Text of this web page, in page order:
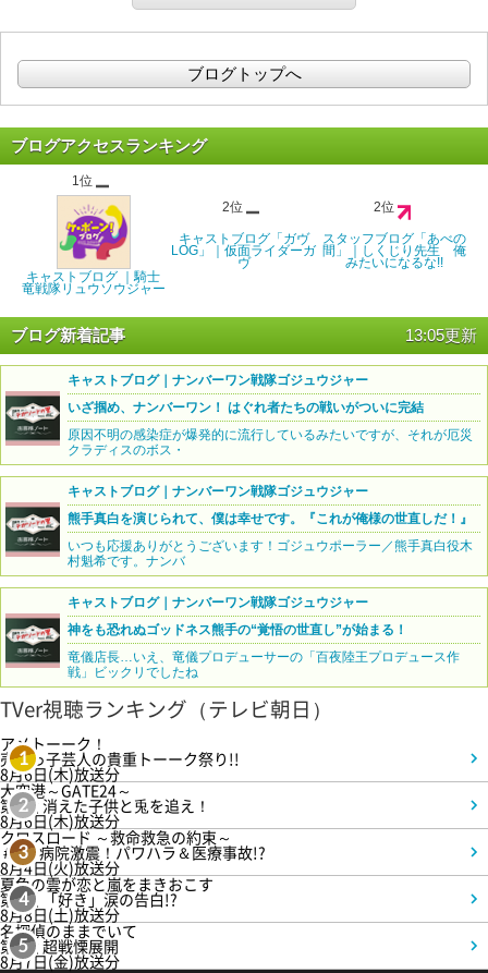
ブログトップへ
ブログアクセスランキング
1位
キャストブログ ｜騎士
竜戦隊リュウソウジャー
2位
キャストブログ「ガヴ
LOG」｜仮面ライダーガ
ヴ
2位
スタッフブログ「あべの
間」｜しくじり先生 俺
みたいになるな!!
ブログ新着記事 13:05更新
キャストブログ｜ナンバーワン戦隊ゴジュウジャー
いざ掴め、ナンバーワン！ はぐれ者たちの戦いがついに完結
原因不明の感染症が爆発的に流行しているみたいですが、それが厄災
クラディスのボス・
キャストブログ｜ナンバーワン戦隊ゴジュウジャー
熊手真白を演じられて、僕は幸せです。『これが俺様の世直しだ！』
いつも応援ありがとうございます！ゴジュウポーラー／熊手真白役木
村魁希です。ナンバ
キャストブログ｜ナンバーワン戦隊ゴジュウジャー
神をも恐れぬゴッドネス熊手の“覚悟の世直し”が始まる！
竜儀店長…いえ、竜儀プロデューサーの「百夜陸王プロデュース作
戦」ビックリでしたね
TVer視聴ランキング（テレビ朝日）
1
アメトーーク！
売れっ子芸人の貴重トーーク祭り!!
8月6日(木)放送分
2
大空港～GATE24～
第3話 消えた子供と兎を追え！
8月6日(木)放送分
3
クロスロード ～救命救急の約束～
＃5 病院激震！パワハラ＆医療事故!?
8月4日(火)放送分
4
夏色の雲が恋と嵐をまきおこす
第5話 「好き」涙の告白!?
8月8日(土)放送分
5
名探偵のままでいて
第4話 超戦慄展開
8月7日(金)放送分